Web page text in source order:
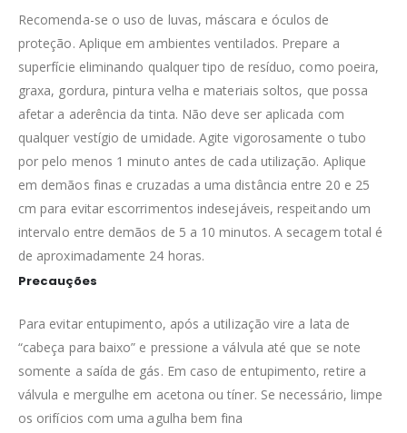
Recomenda-se o uso de luvas, máscara e óculos de
proteção. Aplique em ambientes ventilados. Prepare a
superfície eliminando qualquer tipo de resíduo, como poeira,
graxa, gordura, pintura velha e materiais soltos, que possa
afetar a aderência da tinta. Não deve ser aplicada com
qualquer vestígio de umidade. Agite vigorosamente o tubo
por pelo menos 1 minuto antes de cada utilização. Aplique
em demãos finas e cruzadas a uma distância entre 20 e 25
cm para evitar escorrimentos indesejáveis, respeitando um
intervalo entre demãos de 5 a 10 minutos. A secagem total é
de aproximadamente 24 horas.
Precauções
Para evitar entupimento, após a utilização vire a lata de
“cabeça para baixo” e pressione a válvula até que se note
somente a saída de gás. Em caso de entupimento, retire a
válvula e mergulhe em acetona ou tíner. Se necessário, limpe
os orifícios com uma agulha bem fina